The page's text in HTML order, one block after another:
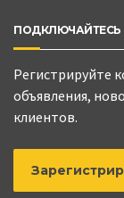
ПОДКЛЮЧАЙТЕСЬ
Регистрируйте
объявления,
клиентов.